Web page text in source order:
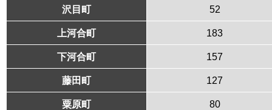
沢目町 52
上河合町 183
下河合町 157
藤田町 127
粟原町 80